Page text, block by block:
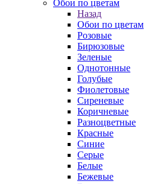
Обои по цветам
Назад
Обои по цветам
Розовые
Бирюзовые
Зеленые
Однотонные
Голубые
Фиолетовые
Сиреневые
Коричневые
Разноцветные
Красные
Синие
Серые
Белые
Бежевые